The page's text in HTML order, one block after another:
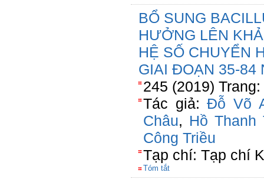
BỔ SUNG
HƯỞNG LÊN
HỆ SỐ CHUYỂN
GIAI ĐOẠN 35-84
245 (2019)
Tác giả:Đỗ Võ
Châu, Hồ Thanh
Công Triều
Tạp chí: Tạp chí
Tóm tắt